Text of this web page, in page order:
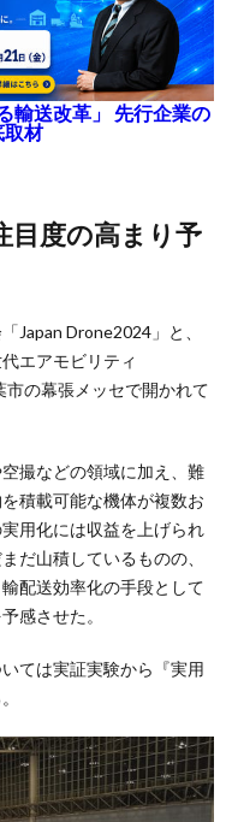
輸送改革」 先行企業の
取材
Japan Drone2024」と、
エアモビリティ
の幕張メッセで開かれて
撮などの領域に加え、難
積載可能な機体が複数お
用化には収益を上げられ
だ山積しているものの、
配送効率化の手段として
感させた。
ては実証実験から『実用